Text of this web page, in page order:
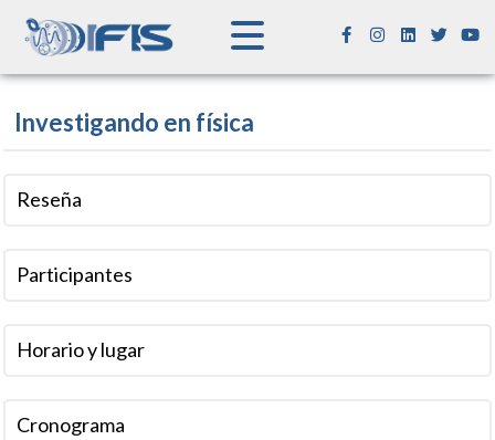
Investigando en física
Reseña
Participantes
Horario y lugar
Cronograma